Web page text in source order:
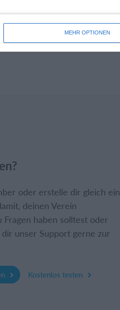
MEHR OPTIONEN
oder erstelle dir gleich ein
deinen Verein
Fragen haben solltest oder
unser Support gerne zur
Kostenlos testen